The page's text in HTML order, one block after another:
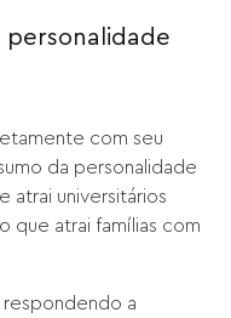
personalidade
com seu
da personalidade
atrai universitários
que atrai famílias com
a